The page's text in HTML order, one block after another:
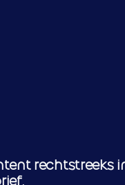
rechtstreeks